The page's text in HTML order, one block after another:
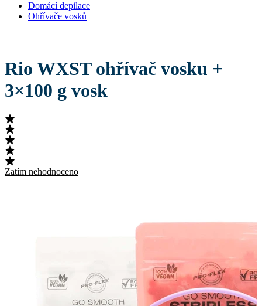
Domácí depilace
Ohřívače vosků
Rio WXST ohřívač vosku +
3×100 g vosk
Zatím nehodnoceno